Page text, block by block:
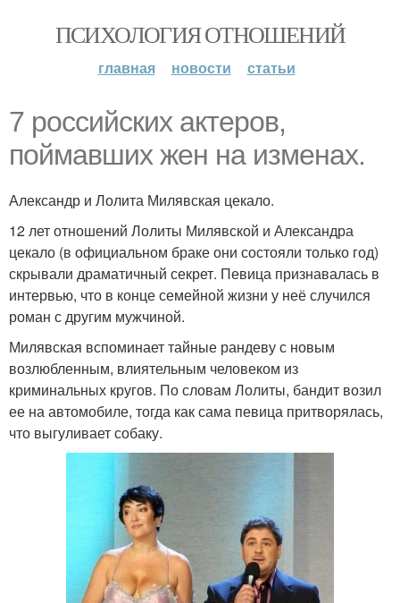
ПСИХОЛОГИЯ ОТНОШЕНИЙ
главная новости статьи
7 российских актеров,
поймавших жен на изменах.
Александр и Лолита Милявская цекало.
12 лет отношений Лолиты Милявской и Александра
цекало (в официальном браке они состояли только год)
скрывали драматичный секрет. Певица признавалась в
интервью, что в конце семейной жизни у неё случился
роман с другим мужчиной.
Милявская вспоминает тайные рандеву с новым
возлюбленным, влиятельным человеком из
криминальных кругов. По словам Лолиты, бандит возил
ее на автомобиле, тогда как сама певица притворялась,
что выгуливает собаку.